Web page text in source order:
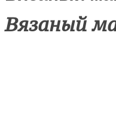
Вязаный